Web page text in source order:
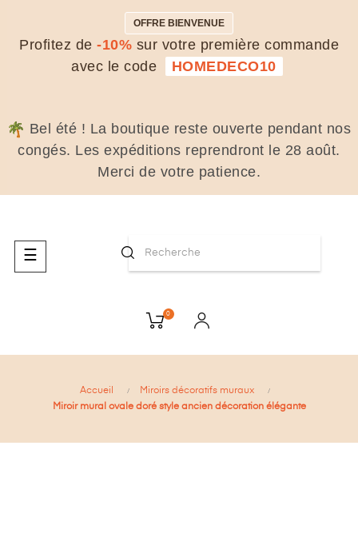
OFFRE BIENVENUE
Profitez de -10% sur votre première commande
avec le code
HOMEDECO10
Bel été ! La boutique reste ouverte pendant nos
congés. Les expéditions reprendront le 28 août.
Merci de votre patience.
Basculer
la
☰
0
Accueil
Miroirs décoratifs muraux
Miroir mural ovale doré style ancien décoration élégante